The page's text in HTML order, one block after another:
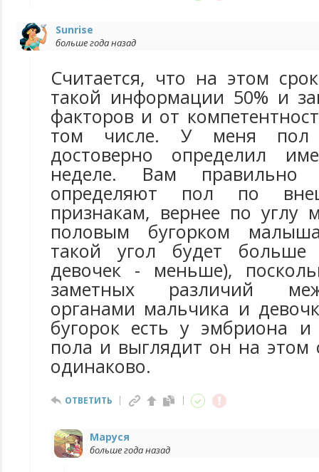
Sunrise
больше года назад
Считается, что на этом
такой информации 50% и
факторов и от
том числе. У меня пол
достоверно определил
неделе. Вам правильно
определяют пол по
признакам, вернее по углу
половым бугорком
такой угол будет
девочек - меньше),
заметных различий
органами мальчика и
бугорок есть у эмбриона и
пола и выглядит он на этом
одинаково.
ОТВЕТИТЬ
Маруся
больше года назад